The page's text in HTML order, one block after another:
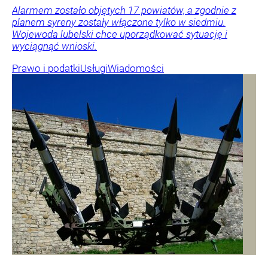
Alarmem zostało objętych 17 powiatów, a zgodnie z
planem syreny zostały włączone tylko w siedmiu.
Wojewoda lubelski chce uporządkować sytuację i
wyciągnąć wnioski.
Prawo i podatkiUsługiWiadomości